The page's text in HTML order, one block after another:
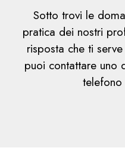
Sotto trovi le
pratica dei nostri
risposta che ti
puoi contattare uno